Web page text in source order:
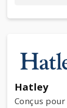
Hatley
Conçus